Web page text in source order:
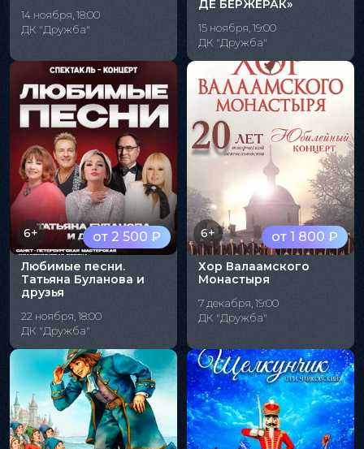
14 ноября, 18:00
ДК "Дружба"
ДЕ БЕРЖЕРАК»
15 ноября, 19:00
ДК "Дружба"
от 2 500 ₽
6+
Любимые песни.
Татьяна Буланова и
друзья
22 ноября, 18:00
ДК "Дружба"
от 1 800 ₽
6+
Хор Валаамского
Монастыря
7 декабря, 19:00
ДК "Дружба"